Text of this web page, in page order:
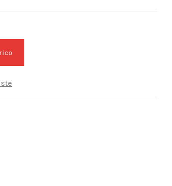
enoto
Prihranek